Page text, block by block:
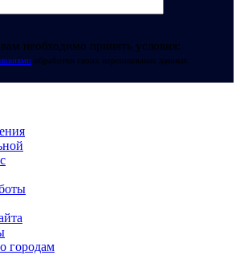
необходимо принять условия:
обработки своих персональных данных
городам